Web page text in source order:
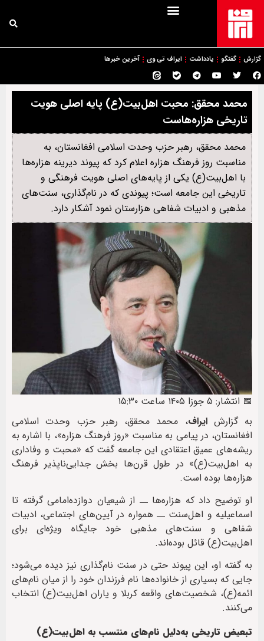
گزارش گفتگو یادداشت ایراف تی وی آخرین خبرها
محمد محقق: محبت اهل‌بیت(ع) پایه اصلی هویت
تاریخی هزاره‌هاست
محمد محقق، رهبر حزب وحدت اسلامی افغانستان، به
مناسبت روز فرهنگ هزاره اعلام کرد که پیوند دیرینه هزاره‌ها
با اهل‌بیت(ع) یکی از پایه‌های اصلی هویت فرهنگی و
تاریخی این جامعه است؛ پیوندی که در نام‌گذاری، سنت‌های
مذهبی و ادبیات شفاهی هزارستان نمود آشکار دارد.
📅 انتشار: ۵ جوزا ۱۴۰۵ ساعت ۱۵:۳۰
به گزارش ایراف، محمد محقق، رهبر حزب وحدت اسلامی
افغانستان، در پیامی به مناسبت «روز فرهنگ هزاره»، با اشاره به
ریشه‌های عمیق اعتقادی این جامعه گفت که «محبت و وفاداری
به اهل‌بیت(ع)» در طول قرن‌ها بخش جدایی‌ناپذیر فرهنگ
هزاره‌ها بوده است.
او توضیح داد که هزاره‌ها ــ از شیعیان دوازده‌امامی گرفته تا
اسماعیلیه و اهل‌سنت ــ همواره در آیین‌های اجتماعی، ادبیات
شفاهی و سنت‌های مذهبی خود جایگاه ویژه‌ای برای
اهل‌بیت(ع) قائل بوده‌اند.
به گفته او، این پیوند حتی در سنت نام‌گذاری نیز دیده می‌شود؛
جایی که بسیاری از خانواده‌ها نام فرزندان خود را از میان نام‌های
ائمه(ع)، شخصیت‌های واقعه کربلا و یاران اهل‌بیت(ع) انتخاب
می‌کنند.
تبعیض تاریخی به‌دلیل نام‌های منتسب به اهل‌بیت(ع)